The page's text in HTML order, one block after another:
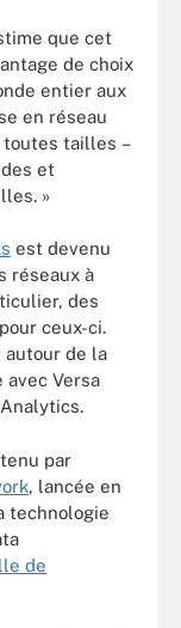
que cet
de choix
entier aux
en réseau
tailles –
et
»
est devenu
réseaux à
des
ceux-ci.
autour de la
avec Versa
par
, lancée en
technologie
de